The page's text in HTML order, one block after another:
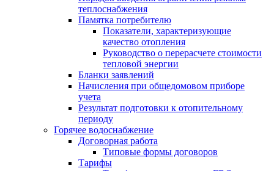
теплоснабжения
Памятка потребителю
Показатели, характеризующие
качество отопления
Руководство о перерасчете стоимости
тепловой энергии
Бланки заявлений
Начисления при общедомовом приборе
учета
Результат подготовки к отопительному
периоду
Горячее водоснабжение
Договорная работа
Типовые формы договоров
Тарифы